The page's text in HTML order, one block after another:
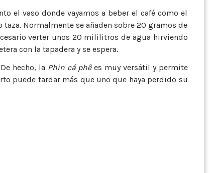
el vaso donde vayamos a beber el café como el
Normalmente se añaden sobre 20 gramos de
verter unos 20 mililitros de agua hirviendo
con la tapadera y se espera.
hecho, la Phin cá phêes muy versátil y permite
puede tardar más que uno que haya perdido su